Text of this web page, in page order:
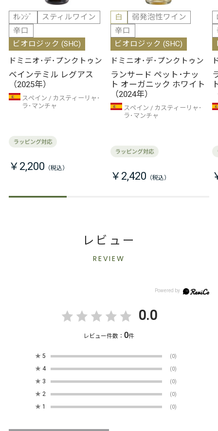
ｵﾚﾝｼﾞ
スティルワイン
辛口
ビオロジック (SHC)
ドミニオ･デ･プンクトゥン
ベインテミル レグアス
（2025年）
スペイン
カスティーリャ･
ラ･マンチャ
￥2,200
白
弱発泡性ワイン
辛口
ビオロジック (SHC)
ドミニオ･デ･プンクトゥン
ランサード ペット･ナッ
ト オーガニック ホワイト
（2024年）
スペイン
カスティーリャ･
ラ･マンチャ
￥2,420
レビュー
REVIEW
0.0
レビュー件数：0件
★ 5 (0)
★ 4 (0)
★ 3 (0)
★ 2 (0)
★ 1 (0)